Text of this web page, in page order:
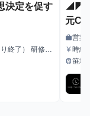
決定を促す
終了） 研修終
×インセンティ
元
ル・
職種
work営業
給与
currency_yen 時給
最寄駅
train笹塚